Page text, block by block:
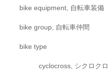
bike equipment, 自転車装備
bike group, 自転車仲間
bike type
cyclocross, シクロクロ